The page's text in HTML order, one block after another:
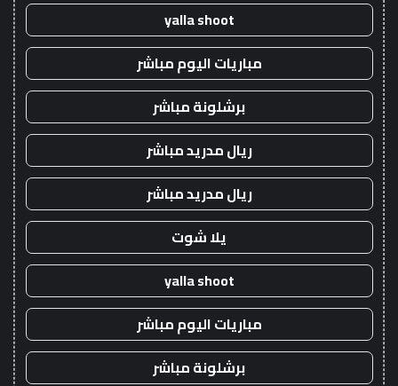
yalla shoot
مباريات اليوم مباشر
برشلونة مباشر
ريال مدريد مباشر
ريال مدريد مباشر
يلا شوت
yalla shoot
مباريات اليوم مباشر
برشلونة مباشر